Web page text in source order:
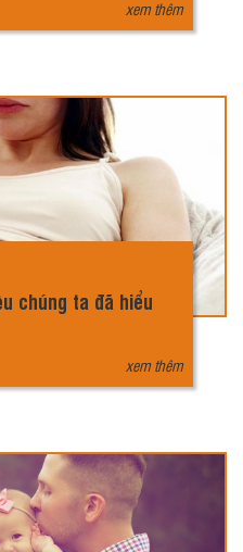
xem thêm
chúng ta đã hiểu
xem thêm